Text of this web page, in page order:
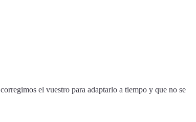
el vuestro para adaptarlo a tiempo y que no se